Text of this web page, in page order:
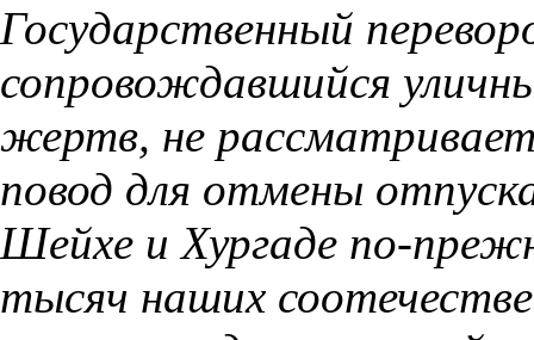
Государственный
сопровождавшийся
жертв, не
повод для отмены
Шейхе и Хургаде по-
тысяч наших